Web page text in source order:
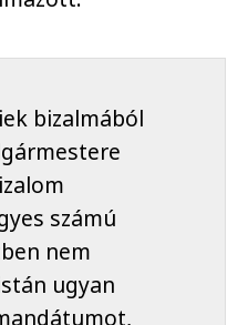
bizalmából
számú
nem
ugyan